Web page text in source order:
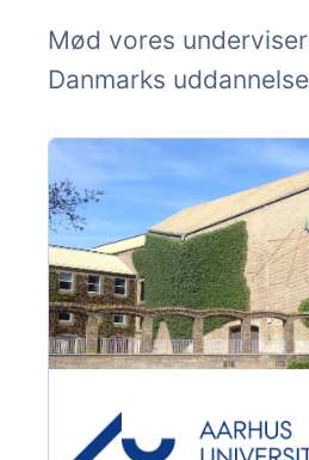
Mød vores
Danmarks